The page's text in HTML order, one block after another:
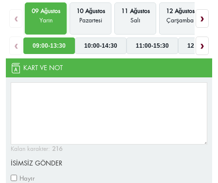
‹
09 Ağustos
Yarın
10 Ağustos
Pazartesi
11 Ağustos
Salı
12 Ağustos
Çarşamba
›
‹ 09:00-13:30 10:00-14:30 11:00-15:30 12:00-
›
KART VE NOT
Kalan karakter: 216
İSİMSİZ GÖNDER
Hayır